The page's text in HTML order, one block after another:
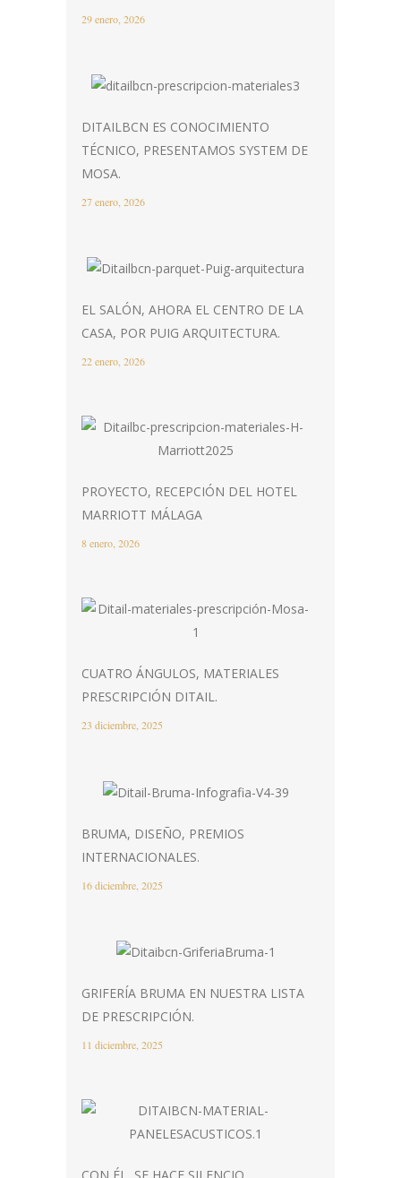
29 enero, 2026
DITAILBCN ES CONOCIMIENTO
TÉCNICO, PRESENTAMOS SYSTEM DE
MOSA.
27 enero, 2026
EL SALÓN, AHORA EL CENTRO DE LA
CASA, POR PUIG ARQUITECTURA.
22 enero, 2026
PROYECTO, RECEPCIÓN DEL HOTEL
MARRIOTT MÁLAGA
8 enero, 2026
CUATRO ÁNGULOS, MATERIALES
PRESCRIPCIÓN DITAIL.
23 diciembre, 2025
BRUMA, DISEÑO, PREMIOS
INTERNACIONALES.
16 diciembre, 2025
GRIFERÍA BRUMA EN NUESTRA LISTA
DE PRESCRIPCIÓN.
11 diciembre, 2025